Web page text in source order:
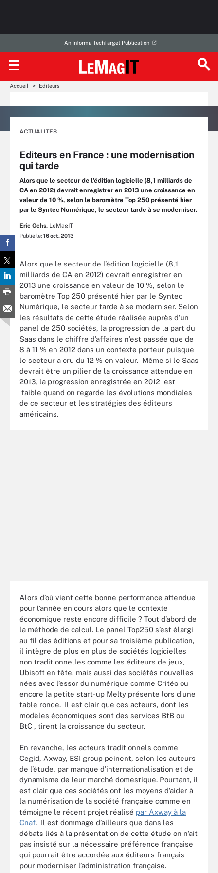
An Informa TechTarget Publication
Accueil Editeurs
ACTUALITES
Editeurs en France : une modernisation
qui tarde
Alors que le secteur de l’édition logicielle (8,1 milliards de
CA en 2012) devrait enregistrer en 2013 une croissance en
valeur de 10 %, selon le baromètre Top 250 présenté hier
par le Syntec Numérique, le secteur tarde à se moderniser.
Eric Ochs, LeMagIT
Publié le: 16 oct. 2013
Alors que le secteur de l’édition logicielle (8,1
milliards de CA en 2012) devrait enregistrer en
2013 une croissance en valeur de 10 %, selon le
baromètre Top 250 présenté hier par le Syntec
Numérique, le secteur tarde à se moderniser. Selon
les résultats de cette étude réalisée auprès d’un
panel de 250 sociétés, la progression de la part du
Saas dans le chiffre d’affaires n’est passée que de
8 à 11 % en 2012 dans un contexte porteur puisque
le secteur a cru du 12 % en valeur. Même si le Saas
devrait être un pilier de la croissance attendue en
2013, la progression enregistrée en 2012 est
faible quand on regarde les évolutions mondiales
de ce secteur et les stratégies des éditeurs
américains.
Alors d’où vient cette bonne performance attendue
pour l’année en cours alors que le contexte
économique reste encore difficile ? Tout d’abord de
la méthode de calcul. Le panel Top250 s’est élargi
au fil des éditions et pour sa troisième publication,
il intègre de plus en plus de sociétés logicielles
non traditionnelles comme les éditeurs de jeux,
Ubisoft en tête, mais aussi des sociétés nouvelles
nées avec l’essor du numérique comme Critéo ou
encore la petite start-up Melty présente lors d’une
table ronde. Il est clair que ces acteurs, dont les
modèles économiques sont des services BtB ou
BtC , tirent la croissance du secteur.
En revanche, les acteurs traditionnels comme
Cegid, Axway, ESI group peinent, selon les auteurs
de l’étude, par manque d’internationalisation et de
dynamisme de leur marché domestique. Pourtant, il
est clair que ces sociétés ont les moyens d’aider à
la numérisation de la société française comme en
témoigne le récent projet réalisé par Axway à la
Cnaf. Il est dommage d’ailleurs que dans les
débats liés à la présentation de cette étude on n’ait
pas insisté sur la nécessaire préférence française
qui pourrait être accordée aux éditeurs français
pour moderniser l’administration française.